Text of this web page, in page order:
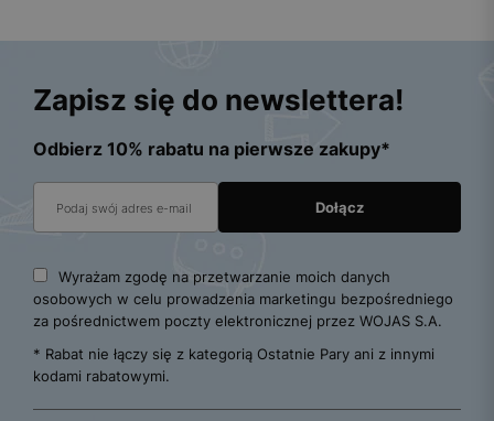
Zapisz się do newslettera!
Odbierz 10% rabatu na pierwsze zakupy*
Wyrażam zgodę na przetwarzanie moich danych
osobowych w celu prowadzenia marketingu bezpośredniego
za pośrednictwem poczty elektronicznej przez WOJAS S.A.
* Rabat nie łączy się z kategorią Ostatnie Pary ani z innymi
kodami rabatowymi.